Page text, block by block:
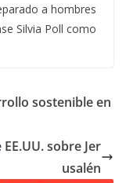
a hombres
Silvia Poll como
sostenible en
sobre Jer
usalén